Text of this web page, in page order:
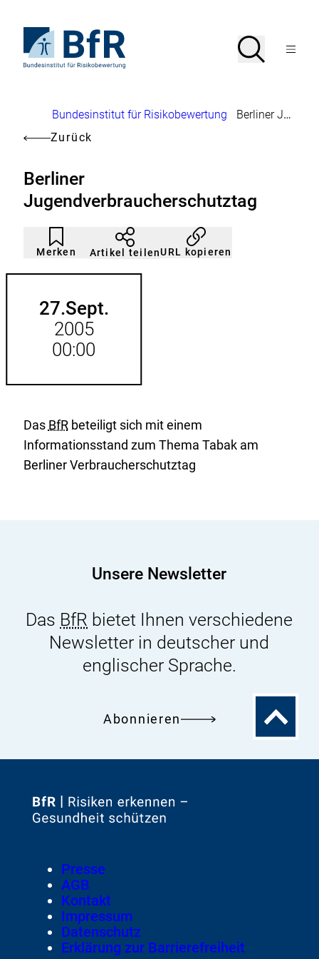
Seiteninhalt
springenStartseite
von
Suche
SucheMenü
Brotkrumennavigation
Bundesinstitut für Risikobewertung
Berliner Jugendverbraucherschutztag
Zurück
Berliner
Jugendverbraucherschutztag
Merken
Artikel
nicht
gemerkt
Durch
Klicken
der
Artikel teilenURL kopieren
27.Sept.
2005
00:00
Das BfRbeteiligt sich mit einem
Informationsstand zum Thema Tabak am
Berliner Verbraucherschutztag
Unsere Newsletter
Das BfR bietet Ihnen verschiedene
Newsletter in deutscher und
englischer Sprache.
Abonnieren
Zum
Zur
Footer
Meta-
Navigation
Presse
AGB
Kontakt
Impressum
Datenschutz
Erklärung zur Barrierefreiheit